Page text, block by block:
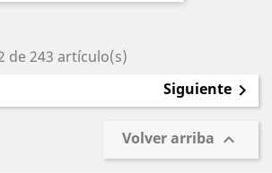
de 243 artículo(s)
Siguiente 
Volver arriba 